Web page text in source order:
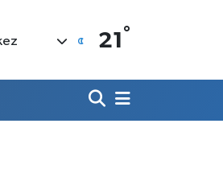
21 °